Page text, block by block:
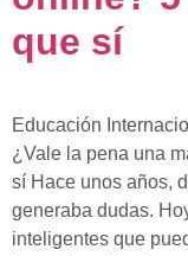
que sí
Educación
¿Vale la pena una
sí Hace unos años,
generaba dudas.
inteligentes que